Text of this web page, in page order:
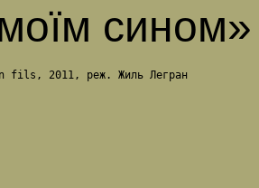
сином»
fils, 2011, реж. Жиль Легран